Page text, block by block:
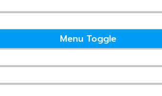
Menu Toggle